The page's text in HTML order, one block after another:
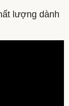
lượng dành